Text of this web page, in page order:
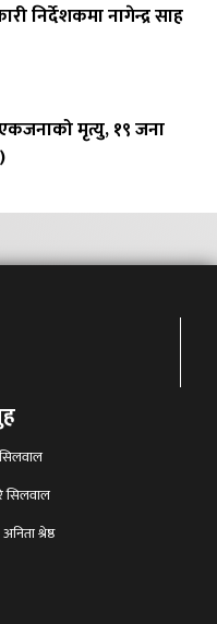
निर्देशकमा नागेन्द्र साह
एकजनाको मृत्यु, १९ जना
सिलवाल
अनिता श्रेष्ठ